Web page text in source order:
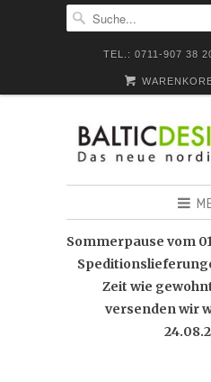
TEL.: 0711-907 38
Sommerpause vom
Zeit wie
versenden wir